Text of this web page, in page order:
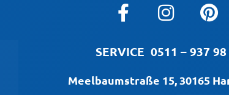
SERVICE 0511 – 937
Meelbaumstraße 15, 30165